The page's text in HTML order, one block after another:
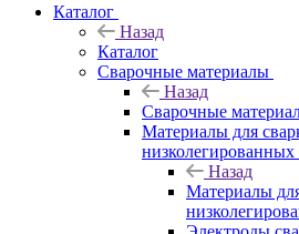
Каталог
Назад
Каталог
Сварочные материалы
Назад
Сварочные
Материалы для
низколегированных
Назад
Материалы